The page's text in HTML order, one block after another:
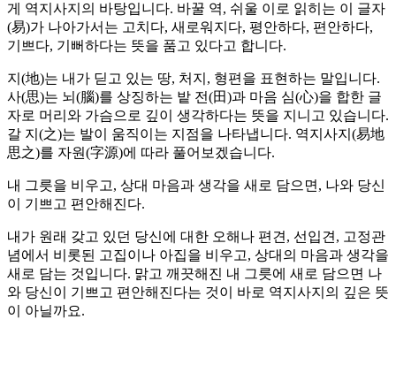
게 역지사지의 바탕입니다. 바꿀 역, 쉬울 이로 읽히는 이 글자
(易)가 나아가서는 고치다, 새로워지다, 평안하다, 편안하다,
기쁘다, 기뻐하다는 뜻을 품고 있다고 합니다.
지(地)는 내가 딛고 있는 땅, 처지, 형편을 표현하는 말입니다.
사(思)는 뇌(腦)를 상징하는 밭 전(田)과 마음 심(心)을 합한 글
자로 머리와 가슴으로 깊이 생각하다는 뜻을 지니고 있습니다.
갈 지(之)는 발이 움직이는 지점을 나타냅니다. 역지사지(易地
思之)를 자원(字源)에 따라 풀어보겠습니다.
내 그릇을 비우고, 상대 마음과 생각을 새로 담으면, 나와 당신
이 기쁘고 편안해진다.
내가 원래 갖고 있던 당신에 대한 오해나 편견, 선입견, 고정관
념에서 비롯된 고집이나 아집을 비우고, 상대의 마음과 생각을
새로 담는 것입니다. 맑고 깨끗해진 내 그릇에 새로 담으면 나
와 당신이 기쁘고 편안해진다는 것이 바로 역지사지의 깊은 뜻
이 아닐까요.